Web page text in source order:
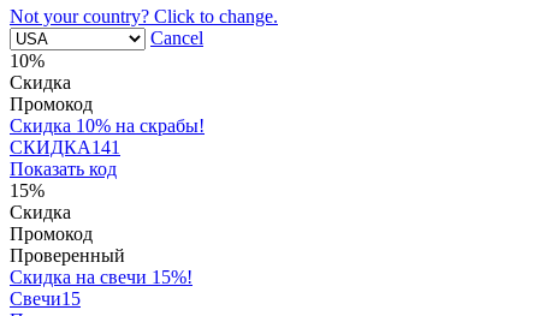
Not your country? Click to change.
Cancel
10%
Скидка
Промокод
Скидка 10% на скрабы!
СКИДКА141
Показать код
15%
Скидка
Промокод
Проверенный
Скидка на свечи 15%!
Свечи15